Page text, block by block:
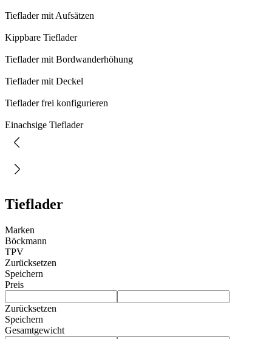
Tieflader mit Aufsätzen
Kippbare Tieflader
Tieflader mit Bordwanderhöhung
Tieflader mit Deckel
Tieflader frei konfigurieren
Einachsige Tieflader
Tieflader
Marken
Böckmann
TPV
Zurücksetzen
Speichern
Preis
Zurücksetzen
Speichern
Gesamtgewicht